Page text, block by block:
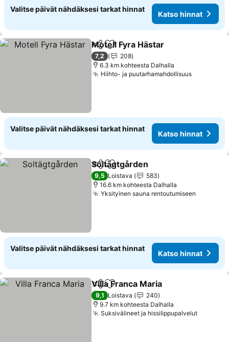
Valitse päivät nähdäksesi tarkat hinnat
Katso hinnat
Jaa Lisää suosikkeihin
Motell Fyra Hästar
7,2
208
6.3 km kohteesta Dalhalla
Hiihto- ja puutarhamahdollisuus
Valitse päivät nähdäksesi tarkat hinnat
Katso hinnat
Jaa Lisää suosikkeihin
Soltägtgården
9,5 Loistava
583
16.6 km kohteesta Dalhalla
Yksityinen sauna rentoutumiseen
Valitse päivät nähdäksesi tarkat hinnat
Katso hinnat
Jaa Lisää suosikkeihin
Villa Franca Maria
9,1 Loistava
240
9.7 km kohteesta Dalhalla
Suksivälineet ja hissilippupalvelut